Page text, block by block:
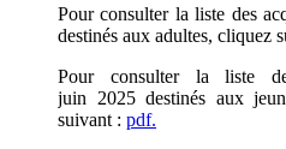
Pour consulter la liste des
destinés aux adultes, cliquez
Pour consulter la liste
juin 2025 destinés aux
suivant : pdf.